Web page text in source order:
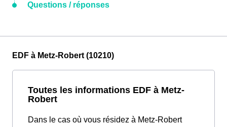
Questions / réponses
EDF à Metz-Robert (10210)
Toutes les informations EDF à Metz-
Robert
Dans le cas où vous résidez à Metz-Robert